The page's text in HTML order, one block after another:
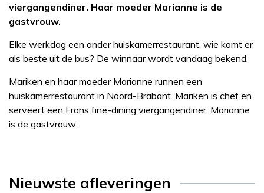
viergangendiner. Haar moeder Marianne is de
gastvrouw.
Elke werkdag een ander huiskamerrestaurant, wie komt er
als beste uit de bus? De winnaar wordt vandaag bekend.
Mariken en haar moeder Marianne runnen een
huiskamerrestaurant in Noord-Brabant. Mariken is chef en
serveert een Frans fine-dining viergangendiner. Marianne
is de gastvrouw.
Nieuwste afleveringen